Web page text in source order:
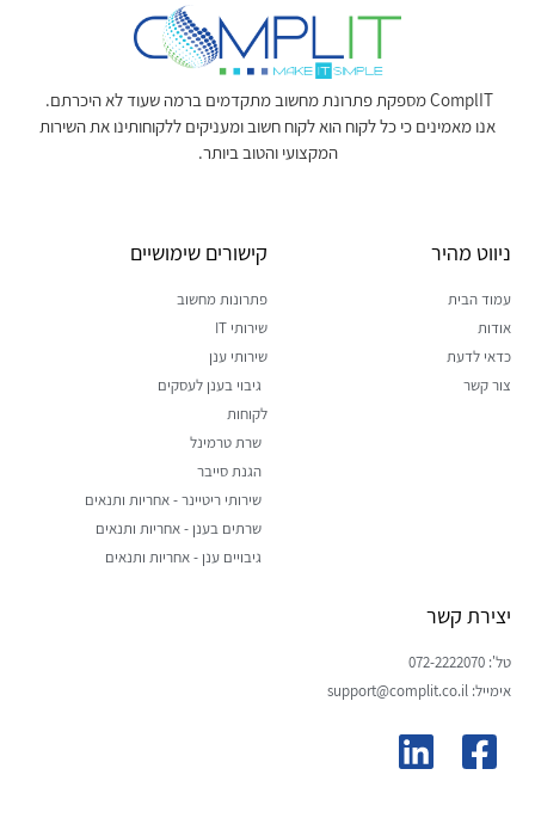
ComplIT מספקת פתרונת מחשוב מתקדמים ברמה שעוד לא היכרתם.
אנו מאמינים כי כל לקוח הוא לקוח חשוב ומעניקים ללקוחותינו את השירות
המקצועי והטוב ביותר.
ניווט מהיר
עמוד הבית
אודות
כדאי לדעת
צור קשר
קישורים שימושיים
פתרונות מחשוב
שירותי IT
שירותי ענן
גיבוי בענן לעסקים
לקוחות
שרת טרמינל
הגנת סייבר
שירותי ריטיינר - אחריות ותנאים
שרתים בענן - אחריות ותנאים
גיבויים ענן - אחריות ותנאים
יצירת קשר
טל': 072-2222070
אימייל: support@complit.co.il